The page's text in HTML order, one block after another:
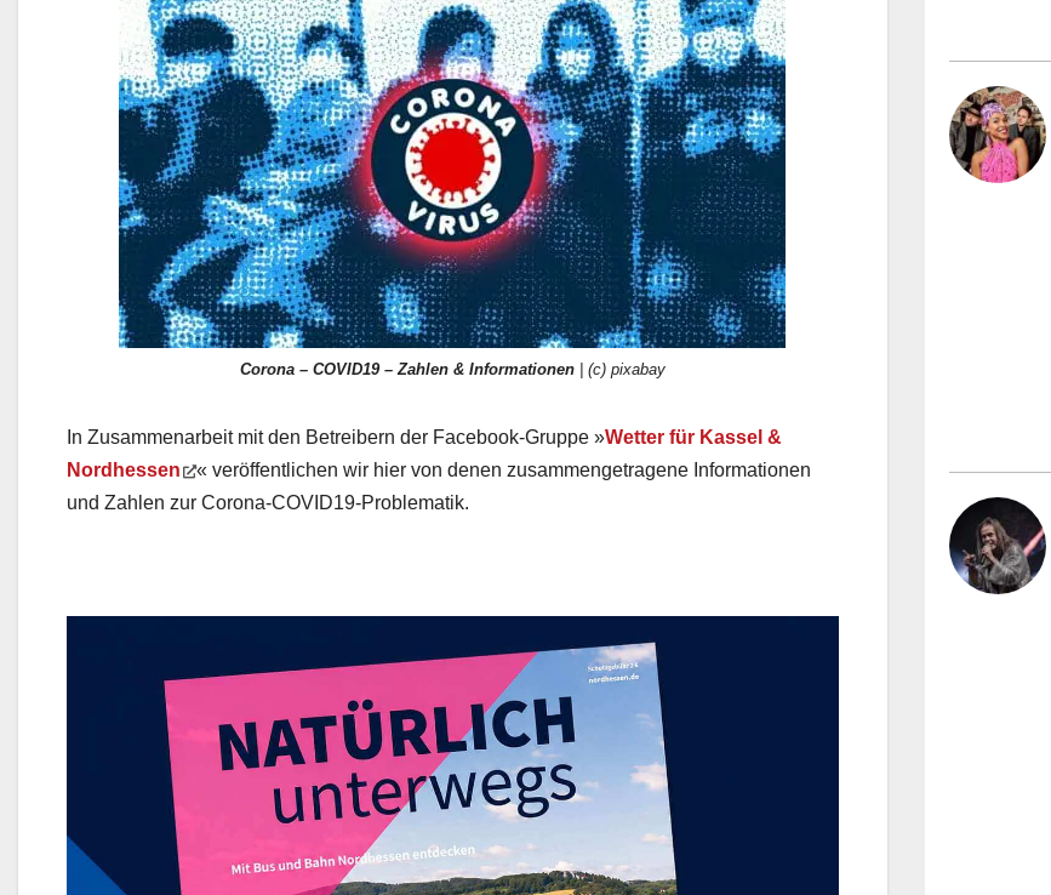
Corona – COVID19 – Zahlen & Informationen| (c) pixabay
In Zusammenarbeit mit den Betreibern der Facebook-Gruppe »Wetter für Kassel &
Nordhessen
« veröffentlichen wir hier von denen zusammengetragene Informationen
und Zahlen zur Corona-COVID19-Problematik.